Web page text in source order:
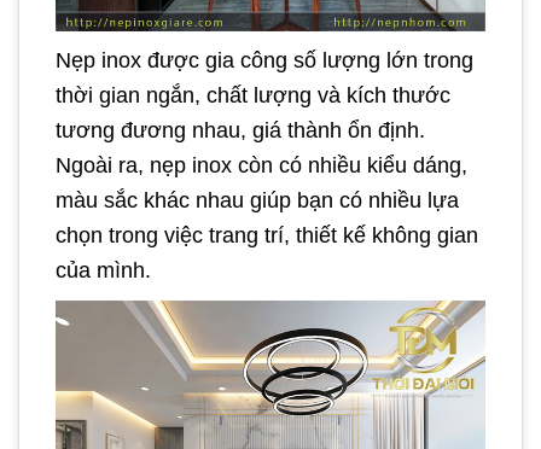
Nẹp inox được gia công số lượng lớn trong
thời gian ngắn, chất lượng và kích thước
tương đương nhau, giá thành ổn định.
Ngoài ra, nẹp inox còn có nhiều kiểu dáng,
màu sắc khác nhau giúp bạn có nhiều lựa
chọn trong việc trang trí, thiết kế không gian
của mình.